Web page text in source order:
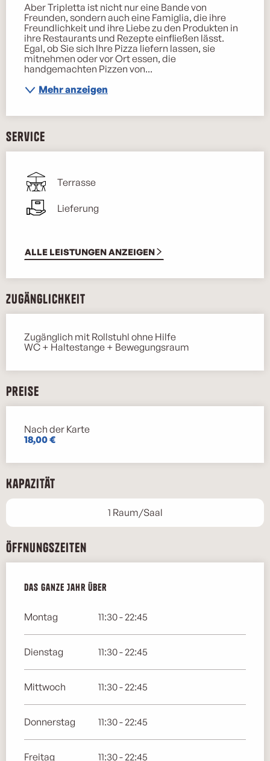
Aber Tripletta ist nicht nur eine Bande von
Freunden, sondern auch eine Famiglia, die ihre
Freundlichkeit und ihre Liebe zu den Produkten in
ihre Restaurants und Rezepte einfließen lässt.
Egal, ob Sie sich Ihre Pizza liefern lassen, sie
mitnehmen oder vor Ort essen, die
handgemachten Pizzen von...
Mehr anzeigen
Service
Terrasse
Lieferung
ALLE LEISTUNGEN ANZEIGEN
Zugänglichkeit
Zugänglich mit Rollstuhl ohne Hilfe
WC + Haltestange + Bewegungsraum
Preise
Preise 2026
Nach der Karte
18,00 €
Kapazität
1 Raum/Saal
Öffnungszeiten
Das ganze Jahr über
Das ganze Jahr über
Montag 11:30 - 22:45
Dienstag 11:30 - 22:45
Mittwoch 11:30 - 22:45
Donnerstag 11:30 - 22:45
Freitag 11:30 - 22:45